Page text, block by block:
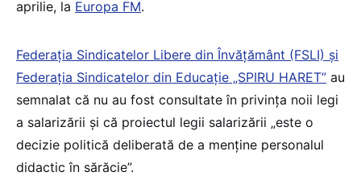
aprilie, la Europa FM.
Federația Sindicatelor Libere din Învățământ (FSLI) și
Federația Sindicatelor din Educație „SPIRU HARET” au
semnalat că nu au fost consultate în privința noii legi
a salarizării și că proiectul legii salarizării „este o
decizie politică deliberată de a menține personalul
didactic în sărăcie”.